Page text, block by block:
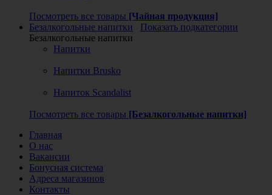
Посмотреть все товары [Чайная продукция]
Безалкогольные напитки
Показать подкатегории
Безалкогольные напитки
Напитки
Напитки Brusko
Напиток Scandalist
Посмотреть все товары [Безалкогольные напитки]
Главная
О нас
Вакансии
Бонусная система
Адреса магазинов
Контакты